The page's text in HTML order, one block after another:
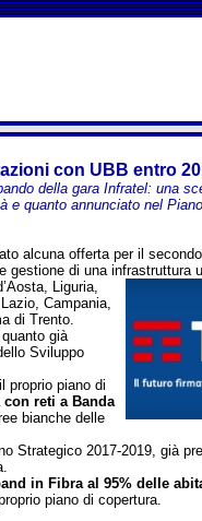
con UBB entro
della gara Infratel: una
e quanto annunciato nel
alcuna offerta per il
gestione di una infrastruttura
Liguria,
Campania,
di Trento.
già
Sviluppo
proprio piano di
con reti a Banda
bianche delle
Strategico 2017-2019, già
in Fibra al 95% delle
piano di copertura.